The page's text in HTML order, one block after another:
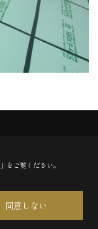
」をご覧ください。
同意しない